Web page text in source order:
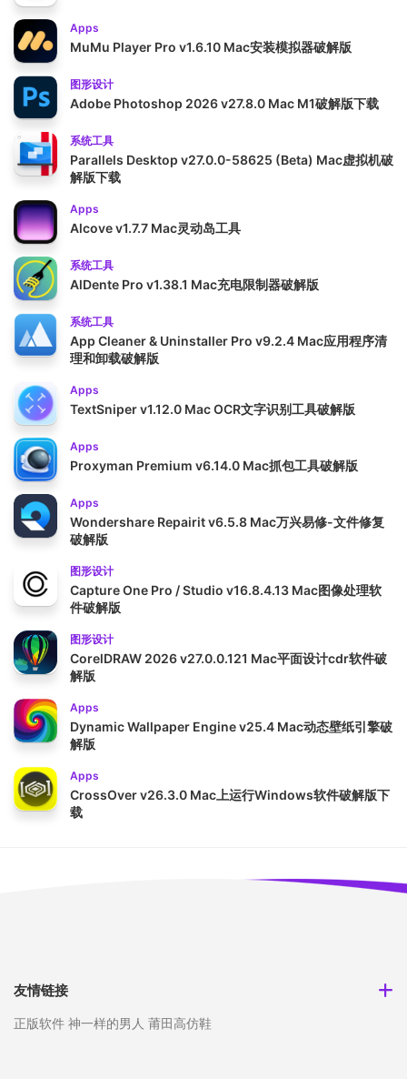
Apps
MuMu Player Pro v1.6.10 Mac安装模拟器破解版
图形设计
Adobe Photoshop 2026 v27.8.0 Mac M1破解版下载
系统工具
Parallels Desktop v27.0.0-58625 (Beta) Mac虚拟机破
解版下载
Apps
Alcove v1.7.7 Mac灵动岛工具
系统工具
AlDente Pro v1.38.1 Mac充电限制器破解版
系统工具
App Cleaner & Uninstaller Pro v9.2.4 Mac应用程序清
理和卸载破解版
Apps
TextSniper v1.12.0 Mac OCR文字识别工具破解版
Apps
Proxyman Premium v6.14.0 Mac抓包工具破解版
Apps
Wondershare Repairit v6.5.8 Mac万兴易修-文件修复
破解版
图形设计
Capture One Pro / Studio v16.8.4.13 Mac图像处理软
件破解版
图形设计
CorelDRAW 2026 v27.0.0.121 Mac平面设计cdr软件破
解版
Apps
Dynamic Wallpaper Engine v25.4 Mac动态壁纸引擎破
解版
Apps
CrossOver v26.3.0 Mac上运行Windows软件破解版下
载
友情链接
正版软件 神一样的男人 莆田高仿鞋